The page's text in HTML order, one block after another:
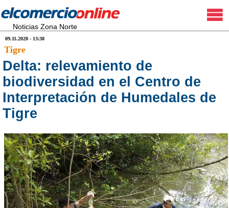
Noticias Zona Norte
09.11.2020 - 13:38
Tigre
Delta: relevamiento de
biodiversidad en el Centro de
Interpretación de Humedales de
Tigre